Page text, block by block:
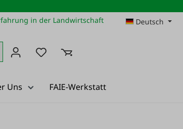
in der Landwirtschaft Deutsch
Du hast 0 Produkte auf dem
Uns FAIE-Werkstatt